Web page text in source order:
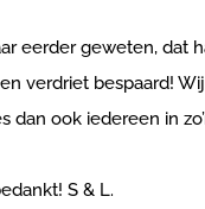
eerder geweten, dat
verdriet bespaard!
dan ook iedereen in
S & L.